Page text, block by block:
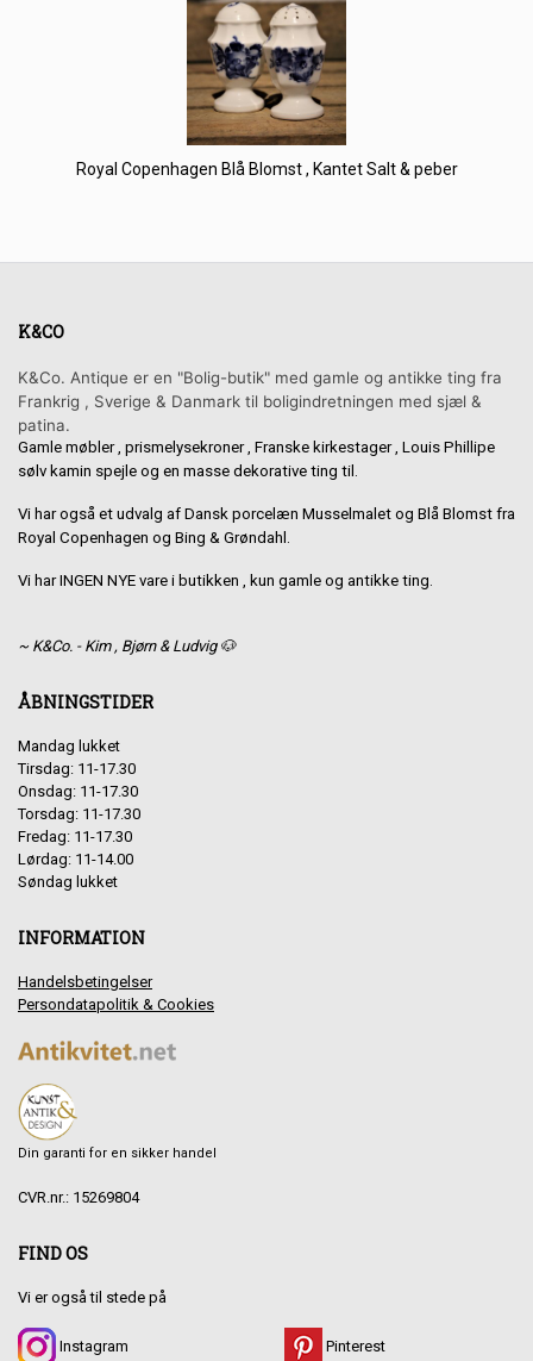
Royal Copenhagen Blå Blomst , Kantet Salt & peber
K&CO
K&Co. Antique er en "Bolig-butik" med gamle og antikke ting fra
Frankrig , Sverige & Danmark til boligindretningen med sjæl &
patina.
Gamle møbler , prismelysekroner , Franske kirkestager , Louis Phillipe
sølv kamin spejle og en masse dekorative ting til.
Vi har også et udvalg af Dansk porcelæn Musselmalet og Blå Blomst fra
Royal Copenhagen og Bing & Grøndahl.
Vi har INGEN NYE vare i butikken , kun gamle og antikke ting.
~ K&Co. - Kim , Bjørn & Ludvig 🐶
ÅBNINGSTIDER
Mandag lukket
Tirsdag: 11-17.30
Onsdag: 11-17.30
Torsdag: 11-17.30
Fredag: 11-17.30
Lørdag: 11-14.00
Søndag lukket
INFORMATION
Handelsbetingelser
Persondatapolitik & Cookies
Din garanti for en sikker handel
CVR.nr.: 15269804
FIND OS
Vi er også til stede på
Instagram Pinterest